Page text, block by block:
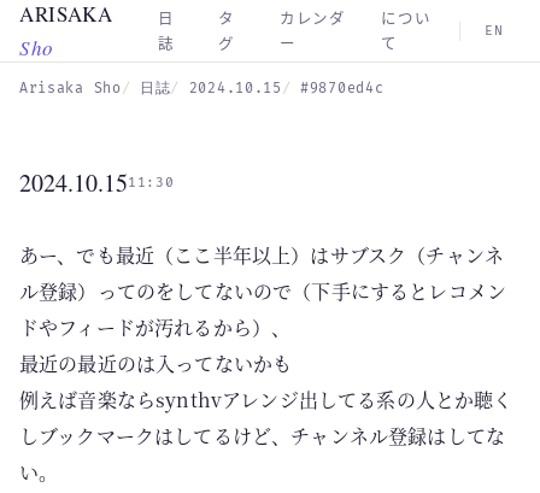
Skip to main content
ARISAKA
Sho
日
誌
タ
グ
カレンダ
ー
につい
て
EN
Arisaka Sho 日誌 2024.10.15 #9870ed4c
2024.10.1511:30
あー、でも最近（ここ半年以上）はサブスク（チャンネ
ル登録）ってのをしてないので（下手にするとレコメン
ドやフィードが汚れるから）、
最近の最近のは入ってないかも
例えば音楽ならsynthvアレンジ出してる系の人とか聴く
しブックマークはしてるけど、チャンネル登録はしてな
い。